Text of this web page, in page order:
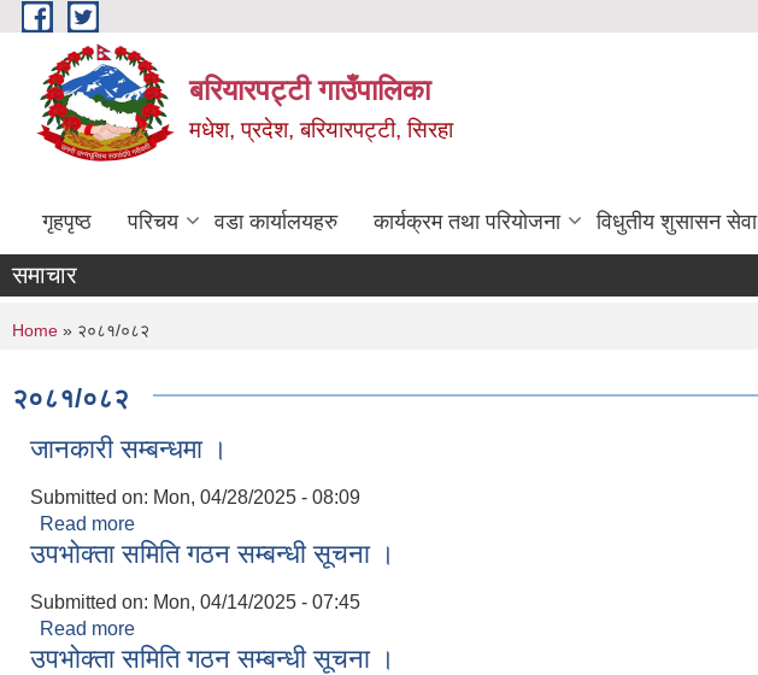
Skip to main content
बरियारपट्टी गाउँपालिका
मधेश, प्रदेश, बरियारपट्टी, सिरहा
गृहपृष्ठ परिचय वडा कार्यालयहरु कार्यक्रम तथा परियोजना विधुतीय शुसासन सेवा
समाचार
You are here
Home » २०८१/०८२
२०८१/०८२
जानकारी सम्बन्धमा ।
Submitted on: Mon, 04/28/2025 - 08:09
Read more
उपभोक्ता समिति गठन सम्बन्धी सूचना ।
Submitted on: Mon, 04/14/2025 - 07:45
Read more
उपभोक्ता समिति गठन सम्बन्धी सूचना ।